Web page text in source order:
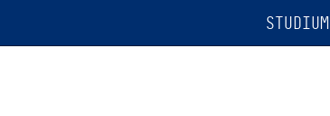
STUDIUM